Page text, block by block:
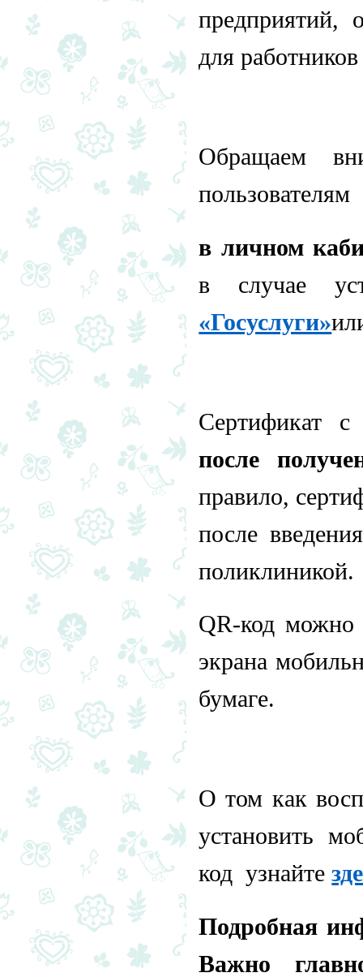
предприятий,
для
Обращаем
пользователям
в личном
в случае
«Госуслуги»
Сертификат
после
правило,
после
поликлиникой.
QR-код можно
экрана
бумаге.
О том как
установить
код узнайте
Подробная
Важно